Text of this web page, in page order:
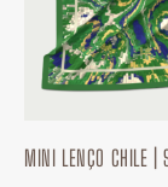
MINI LENÇO CHILE |